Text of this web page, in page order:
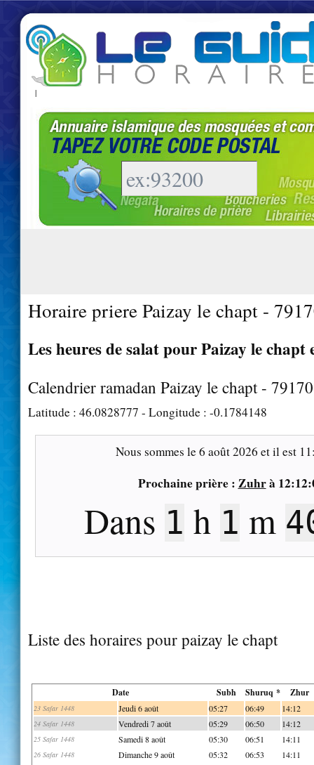
|
Horaire priere Paizay le chapt -
Les heures de salat pour Paizay le chapt
Calendrier ramadan Paizay le chapt - 79170
Latitude : 46.0828777 - Longitude : -0.1784148
Nous sommes le6 août 2026 et il est
Prochaine prière : Zuhrà
Dans 1 h 1 m
Liste des horaires pour paizay le chapt
Date Subh Shuruq * Zhur
23 Safar 1448 Jeudi 6 août 05:27 06:49 14:12
24 Safar 1448 Vendredi 7 août 05:29 06:50 14:12
25 Safar 1448 Samedi 8 août 05:30 06:51 14:11
26 Safar 1448 Dimanche 9 août 05:32 06:53 14:11